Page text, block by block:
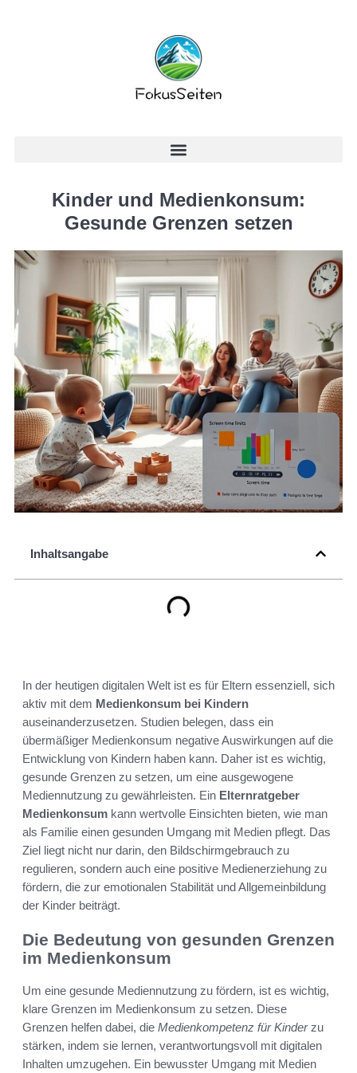
Kinder und Medienkonsum:
Gesunde Grenzen setzen
Inhaltsangabe
In der heutigen digitalen Welt ist es für Eltern essenziell, sich
aktiv mit dem Medienkonsum bei Kindern
auseinanderzusetzen. Studien belegen, dass ein
übermäßiger Medienkonsum negative Auswirkungen auf die
Entwicklung von Kindern haben kann. Daher ist es wichtig,
gesunde Grenzen zu setzen, um eine ausgewogene
Mediennutzung zu gewährleisten. Ein Elternratgeber
Medienkonsum kann wertvolle Einsichten bieten, wie man
als Familie einen gesunden Umgang mit Medien pflegt. Das
Ziel liegt nicht nur darin, den Bildschirmgebrauch zu
regulieren, sondern auch eine positive Medienerziehung zu
fördern, die zur emotionalen Stabilität und Allgemeinbildung
der Kinder beiträgt.
Die Bedeutung von gesunden Grenzen
im Medienkonsum
Um eine gesunde Mediennutzung zu fördern, ist es wichtig,
klare Grenzen im Medienkonsum zu setzen. Diese
Grenzen helfen dabei, die Medienkompetenz für Kinderzu
stärken, indem sie lernen, verantwortungsvoll mit digitalen
Inhalten umzugehen. Ein bewusster Umgang mit Medien